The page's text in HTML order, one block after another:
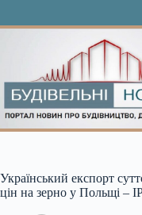
Український експорт
цін на зерно у Польщі –